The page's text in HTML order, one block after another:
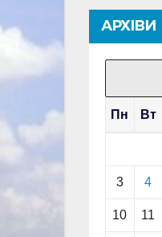
АРХІВИ
Пн Вт
3 4
10 11